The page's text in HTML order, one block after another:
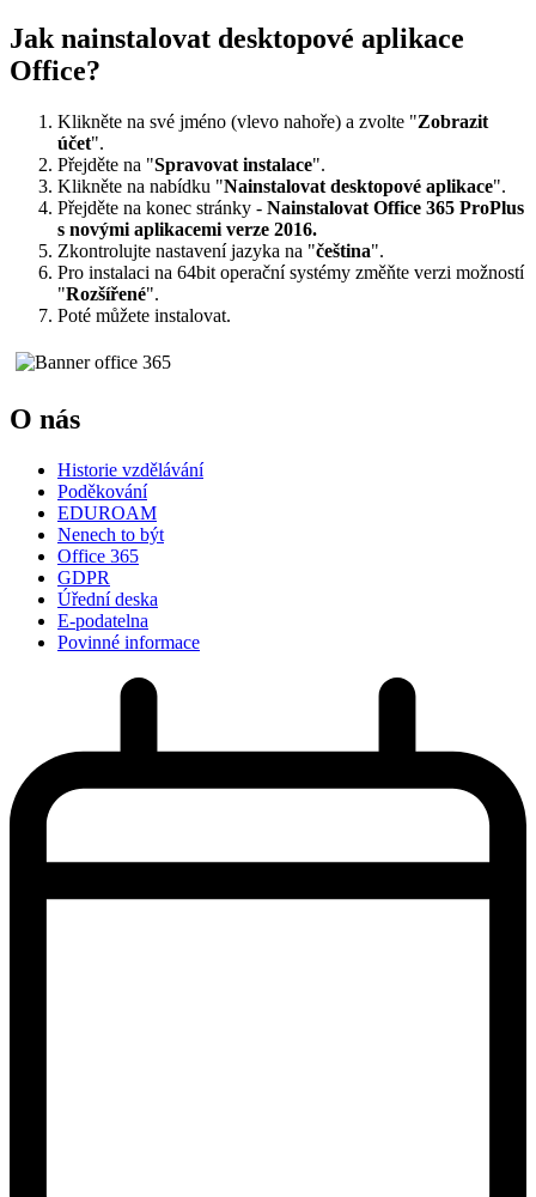
Jak nainstalovat desktopové aplikace
Office?
Klikněte na své jméno (vlevo nahoře) a zvolte "Zobrazit
účet".
Přejděte na "Spravovat instalace".
Klikněte na nabídku "Nainstalovat desktopové aplikace".
Přejděte na konec stránky - Nainstalovat Office 365 ProPlus
s novými aplikacemi verze 2016.
Zkontrolujte nastavení jazyka na "čeština".
Pro instalaci na 64bit operační systémy změňte verzi možností
"Rozšířené".
Poté můžete instalovat.
O nás
Historie vzdělávání
Poděkování
EDUROAM
Nenech to být
Office 365
GDPR
Úřední deska
E-podatelna
Povinné informace